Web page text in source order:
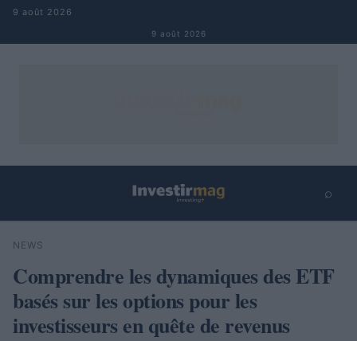
Aller au contenu
9 août 2026
9 août 2026
⌕
Rechercher
NEWS
Comprendre les dynamiques des ETF
basés sur les options pour les
investisseurs en quête de revenus